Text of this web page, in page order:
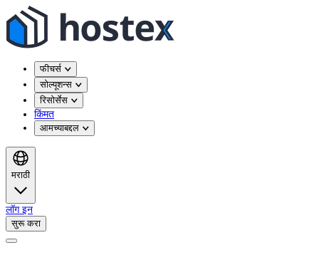
फीचर्स
सोल्यूशन्स
रिसोर्सेस
किंमत
आमच्याबद्दल
मराठी
लॉग इन
सुरू करा